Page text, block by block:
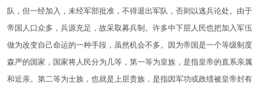
队，但一经加入，未经军部批准，不得退出军队，否则以逃兵论处。由于
帝国人口众多，兵源充足，故采取募兵制。许多中下层人民也把加入军伍
做为改变自己命运的一种手段，虽然机会不多。因为帝国是一个等级制度
森严的国家，国家将人民分为几等，第一等为皇族，是指皇帝的直系亲属
和近亲。第二等为士族，也就是上层贵族，是指因军功或政绩被皇帝封有